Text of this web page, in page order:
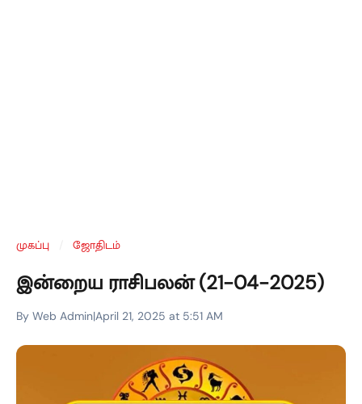
முகப்பு ஜோதிடம்
இன்றைய ராசிபலன் (21-04-2025)
By Web Admin|April 21, 2025 at 5:51 AM